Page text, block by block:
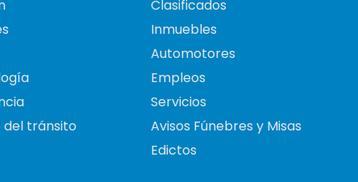
del tránsito
Clasificados
Inmuebles
Automotores
Empleos
Servicios
Avisos Fúnebres y Misas
Edictos